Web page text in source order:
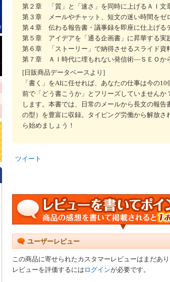
第２章 「質」と「速さ」を同時に上げるＡＩ文
第３章 メールやチャット、短文の迷い時間をゼ
第４章 伝わる報告書・議事録を即座に仕上げる
第５章 アイデアを「通る企画書」に昇華する実
第６章 「ストーリー」で納得させるスライド資
第７章 ＡＩ時代に埋もれない発信術―ＳＥＯか
[日販商品データベースより]
「書く」をAIに任せれば、あなたの仕事は今の
前で「どう書こうか」とフリーズしていません
します。本書では、日常のメールから長文の報
の型）を豊富に収録。タイピング労働から解放
ら始めましょう！
ツイート
ユーザーレビュー
この商品に寄せられたカスタマーレビューはまだあり
レビューを評価するには ログインが必要です。